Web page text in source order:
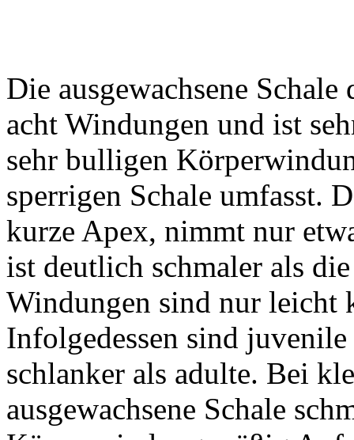
Die ausgewachsene
acht Windungen und ist
sehr bulligen
sperrigen Schale umfasst.
kurze Apex, nimmt nur
ist deutlich schmaler als
Windungen sind nur leicht
Infolgedessen sind
schlanker als adulte. Bei
ausgewachsene Schale